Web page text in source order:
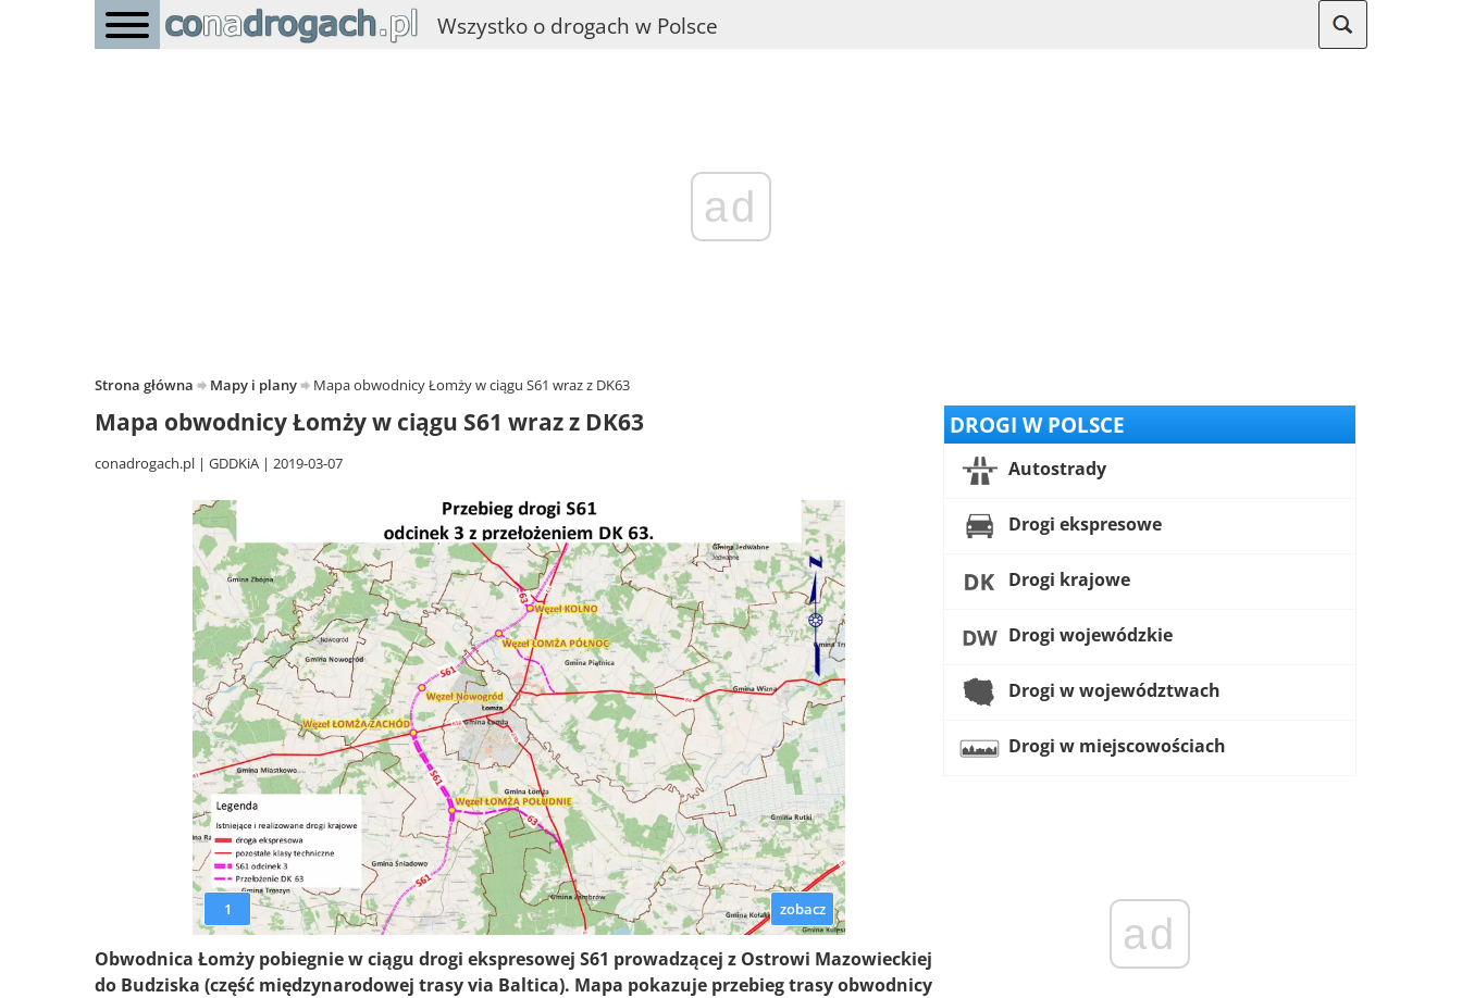
Wszystko o drogach w Polsce
ad
Strona główna Mapy i plany Mapa obwodnicy Łomży w ciągu S61 wraz z DK63
Mapa obwodnicy Łomży w ciągu S61 wraz z DK63
conadrogach.pl GDDKiA 2019-03-07
1 zobacz
Obwodnica Łomży pobiegnie w ciągu drogi ekspresowej S61 prowadzącej z Ostrowi Mazowieckiej
do Budziska (część międzynarodowej trasy via Baltica). Mapa pokazuje przebieg trasy obwodnicy
DROGI W POLSCE
Autostrady
Drogi ekspresowe
Drogi krajowe
Drogi wojewódzkie
Drogi w województwach
Drogi w miejscowościach
ad